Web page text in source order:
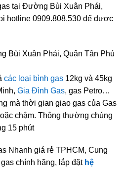
tại Đường Bùi Xuân Phái,
hotline 0909.808.530 để được
Bùi Xuân Phái, Quận Tân Phú
các loại bình gas 12kg và 45kg
Gia Đình Gas, gas Petro…
mà thời gian giao gas của Gas
chậm. Thông thường chúng
15 phút
Nhanh giá rẻ TPHCM, Cung
chính hãng, lắp đặt hệ